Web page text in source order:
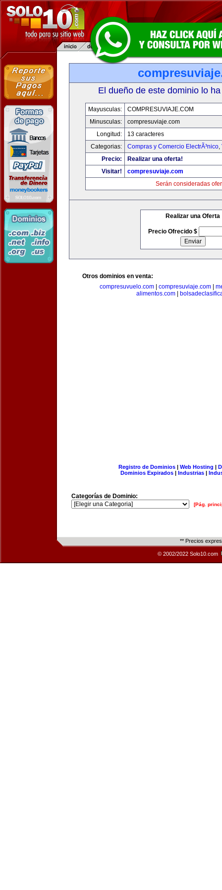
El dueño de este dominio lo
Mayusculas:
COMPRESUVIAJE.COM
Minusculas:
compresuviaje.com
Longitud:
13 caracteres
Categorias:
Compras y Comercio ElectrÃ³nico,
Precio:
Realizar una oferta!
Visitar!
compresuviaje.com
Serán consideradas
Realizar una Oferta
Precio Ofrecido $
Otros dominios en venta:
compresuvuelo.com
compresuviaje.com
alimentos.com
Registro de Dominios| Web Hosting |
Dominios Expirados | Industrias |
Categorías de Dominio:
[Pág.
** Precios
© 2002/2022 Solo10.com